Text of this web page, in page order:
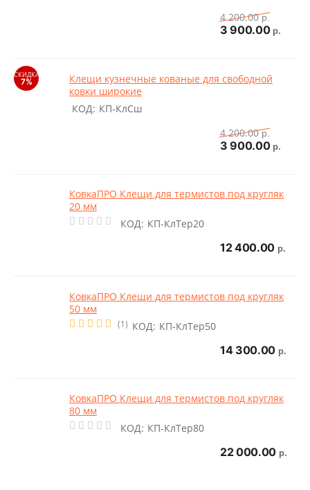
4 200.00 р.
3 900.00 р.
Клещи кузнечные кованые для свободной
ковки широкие
КОД: КП-КлСш
4 200.00 р.
3 900.00 р.
КовкаПРО Клещи для термистов под кругляк
20 мм
КОД: КП-КлТер20
12 400.00 р.
КовкаПРО Клещи для термистов под кругляк
50 мм
(1) КОД: КП-КлТер50
14 300.00 р.
КовкаПРО Клещи для термистов под кругляк
80 мм
КОД: КП-КлТер80
22 000.00 р.